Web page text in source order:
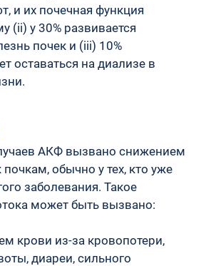
и их почечная функция
(ii) у 30% развивается
почек и (iii) 10%
оставаться на диализе в
АКФ вызвано снижением
обычно у тех, кто уже
заболевания. Такое
может быть вызвано:
крови из-за кровопотери,
диареи, сильного